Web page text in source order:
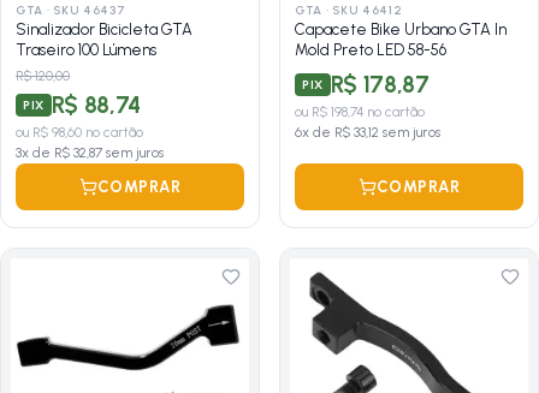
GTA · SKU 46437
Sinalizador Bicicleta GTA
Traseiro 100 Lúmens
R$ 120,00
PIX R$ 88,74
ou R$ 98,60 no cartão
3x de R$ 32,87 sem juros
COMPRAR
GTA · SKU 46412
Capacete Bike Urbano GTA In
Mold Preto LED 58-56
PIX R$ 178,87
ou R$ 198,74 no cartão
6x de R$ 33,12 sem juros
COMPRAR